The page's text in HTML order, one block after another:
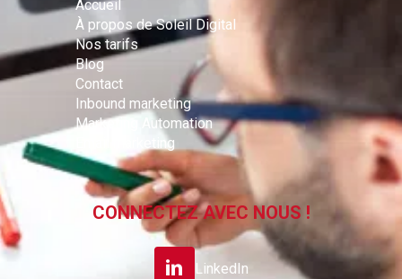
Accueil
À propos de Soleil Digital
Nos tarifs
Blog
Contact
Inbound marketing
Marketing Automation
Email marketing
CONNECTEZ AVEC NOUS !
LinkedIn